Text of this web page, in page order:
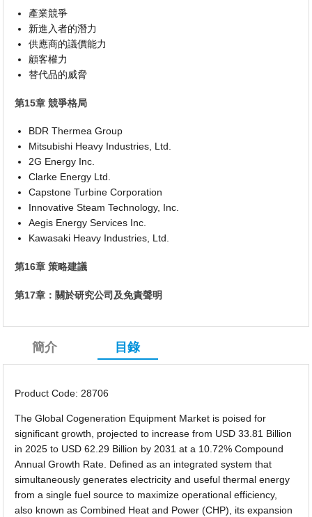
產業競爭
新進入者的潛力
供應商的議價能力
顧客權力
替代品的威脅
第15章 競爭格局
BDR Thermea Group
Mitsubishi Heavy Industries, Ltd.
2G Energy Inc.
Clarke Energy Ltd.
Capstone Turbine Corporation
Innovative Steam Technology, Inc.
Aegis Energy Services Inc.
Kawasaki Heavy Industries, Ltd.
第16章 策略建議
第17章：關於研究公司及免責聲明
簡介 目錄
Product Code: 28706
The Global Cogeneration Equipment Market is poised for
significant growth, projected to increase from USD 33.81 Billion
in 2025 to USD 62.29 Billion by 2031 at a 10.72% Compound
Annual Growth Rate. Defined as an integrated system that
simultaneously generates electricity and useful thermal energy
from a single fuel source to maximize operational efficiency,
also known as Combined Heat and Power (CHP), its expansion